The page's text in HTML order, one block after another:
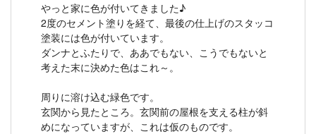
やっと家に色が付いてきました♪
2度のセメント塗りを経て、最後の仕上げのスタッコ
塗装には色が付いています。
ダンナとふたりで、ああでもない、こうでもないと
考えた末に決めた色はこれ～。
周りに溶け込む緑色です。
玄関から見たところ。玄関前の屋根を支える柱が斜
めになっていますが、これは仮のものです。